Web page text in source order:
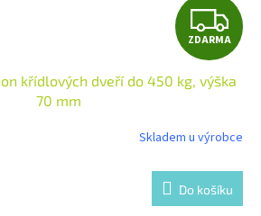
Z
D
A
R
M
ZDARMA
křídlových dveří do 450 kg, výška
70 mm
Skladem u výrobce
Do košíku